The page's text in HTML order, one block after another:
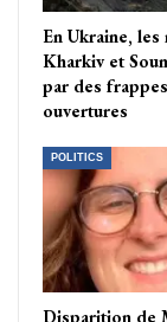
En Ukraine, les
Kharkiv et
par des
ouvertures
POLITICS
Disparition de